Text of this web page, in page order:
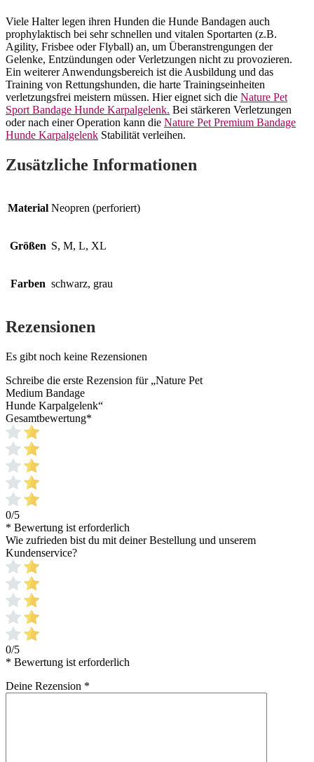
Viele Halter legen ihren Hunden die Hunde Bandagen auch
prophylaktisch bei sehr schnellen und vitalen Sportarten (z.B.
Agility, Frisbee oder Flyball) an, um Überanstrengungen der
Gelenke, Entzündungen oder Verletzungen nicht zu provozieren.
Ein weiterer Anwendungsbereich ist die Ausbildung und das
Training von Rettungshunden, die harte Trainingseinheiten
verletzungsfrei meistern müssen. Hier eignet sich die Nature Pet
Sport Bandage Hunde Karpalgelenk. Bei stärkeren Verletzungen
oder nach einer Operation kann die Nature Pet Premium Bandage
Hunde Karpalgelenk Stabilität verleihen.
Zusätzliche Informationen
Material Neopren (perforiert)
Größen S, M, L, XL
Farben schwarz, grau
Rezensionen
Es gibt noch keine Rezensionen
Schreibe die erste Rezension für „Nature Pet
Medium Bandage
Hunde Karpalgelenk“
Gesamtbewertung*
0/5
* Bewertung ist erforderlich
Wie zufrieden bist du mit deiner Bestellung und unserem
Kundenservice?
0/5
* Bewertung ist erforderlich
Deine Rezension *